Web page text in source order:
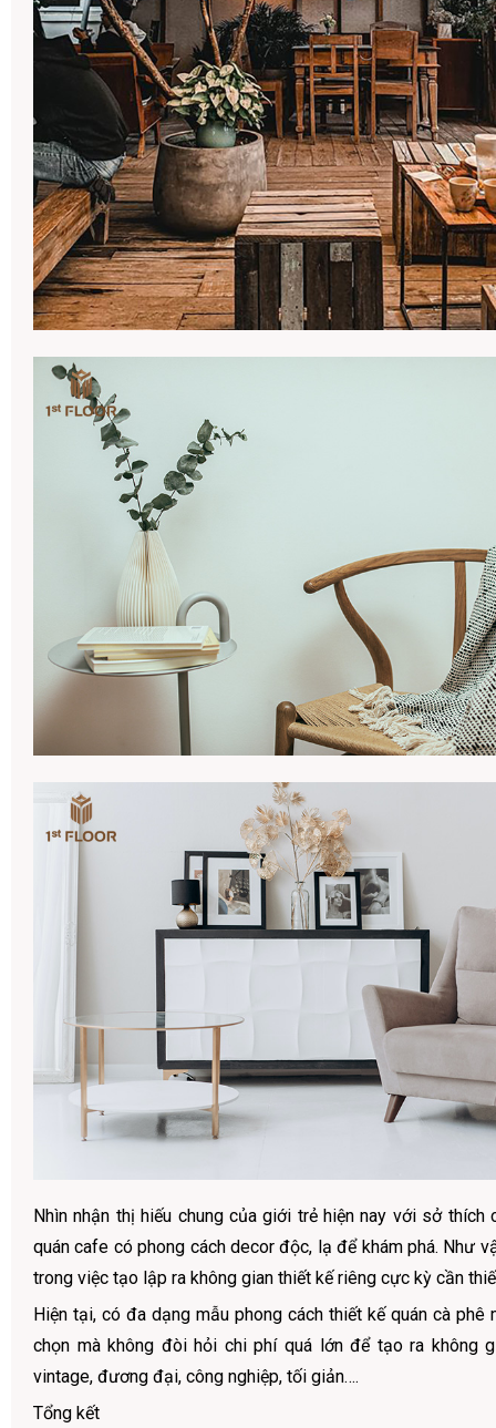
Nhìn nhận thị hiếu chung của giới trẻ hiện nay với sở thích
quán cafe có phong cách decor độc, lạ để khám phá. Như
trong việc tạo lập ra không gian thiết kế riêng cực kỳ cần
Hiện tại, có đa dạng mẫu phong cách thiết kế quán cà phê
chọn mà không đòi hỏi chi phí quá lớn để tạo ra không
vintage, đương đại, công nghiệp, tối giản….
Tổng kết